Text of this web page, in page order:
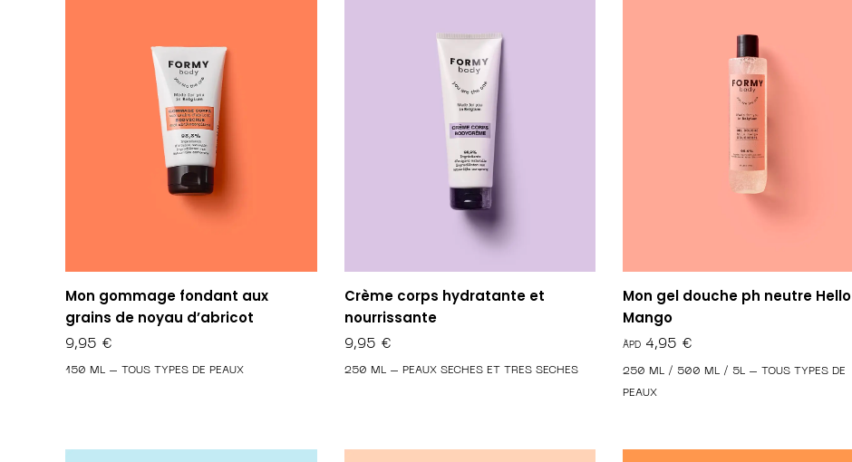
Mon gommage fondant aux
grains de noyau d’abricot
9,95 €
150 ML – TOUS TYPES DE PEAUX
Crème corps hydratante et
nourrissante
9,95 €
250 ML – PEAUX SECHES ET TRES SECHES
Mon gel douche ph neutre Hello
Mango
€
250 ML / 500 ML / 5L – TOUS TYPES DE
PEAUX